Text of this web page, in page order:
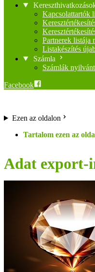
Kapcsolattartók
Partnerek listája
Listakészítés
Számla
Számlák
Facebook
Ezen az oldalon
Adat export-